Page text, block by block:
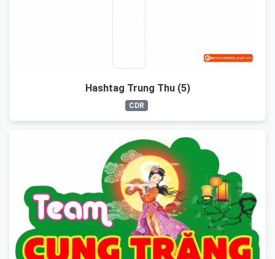
Hashtag Trung Thu (5)
CDR